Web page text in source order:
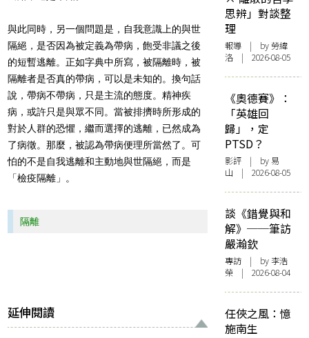
與此同時，另一個問題是，自我意識上的與世
隔絕，是否因為被定義為帶病，飽受非議之後
的短暫逃離。正如字典中所寫，被隔離時，被
隔離者是否真的帶病，可以是未知的。換句話
說，帶病不帶病，只是主流的態度。精神疾
病，或許只是與眾不同。當被排擠時所形成的
對於人群的恐懼，繼而選擇的逃離，已然成為
了病徵。那麼，被認為帶病便理所當然了。可
怕的不是自我逃離和主動地與世隔絕，而是
「檢疫隔離」。
隔離
延伸閱讀
思辨」對談整
理
報導 | by 勞緯
洛 | 2026-08-05
《奧德賽》：
「英雄回
歸」，定
PTSD？
影評 | by 易
山 | 2026-08-05
談《錯覺與和
解》──筆訪
嚴瀚欽
專訪 | by 李浩
榮 | 2026-08-04
任俠之風：憶
施南生